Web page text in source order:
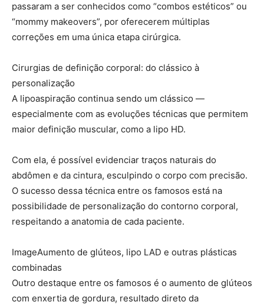
passaram a ser conhecidos como “combos estéticos” ou
“mommy makeovers”, por oferecerem múltiplas
correções em uma única etapa cirúrgica.
Cirurgias de definição corporal: do clássico à
personalização
A lipoaspiração continua sendo um clássico —
especialmente com as evoluções técnicas que permitem
maior definição muscular, como a lipo HD.
Com ela, é possível evidenciar traços naturais do
abdômen e da cintura, esculpindo o corpo com precisão.
O sucesso dessa técnica entre os famosos está na
possibilidade de personalização do contorno corporal,
respeitando a anatomia de cada paciente.
ImageAumento de glúteos, lipo LAD e outras plásticas
combinadas
Outro destaque entre os famosos é o aumento de glúteos
com enxertia de gordura, resultado direto da